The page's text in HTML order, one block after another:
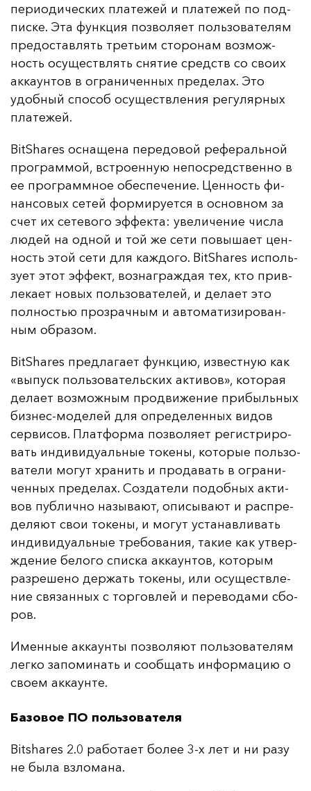
пе­ри­оди­чес­ких пла­те­жей и пла­те­жей по под­
пис­ке. Эта фун­кция поз­во­ля­ет поль­зо­ва­те­лям
пре­дос­тав­лять треть­им сто­ро­нам воз­мож­
ность осу­щест­влять сня­тие средств со сво­их
ак­ка­ун­тов в ог­ра­ни­чен­ных пре­де­лах. Это
удоб­ный спо­соб осу­щест­вле­ния ре­гу­ляр­ных
пла­те­жей.
BitShares ос­на­ще­на пе­ре­до­вой ре­фе­раль­ной
прог­рам­мой, встро­ен­ную не­пос­редс­твен­но в
ее прог­рам­мное обес­пе­че­ние. Цен­ность фи­
нан­со­вых се­тей фор­ми­ру­ет­ся в ос­нов­ном за
счет их се­те­во­го эф­фек­та: уве­ли­че­ние чис­ла
лю­дей на од­ной и той же се­ти по­вы­ша­ет цен­
ность этой се­ти для каж­до­го. BitShares ис­поль­
зу­ет этот эф­фект, воз­наг­раж­дая тех, кто прив­
ле­ка­ет но­вых поль­зо­ва­те­лей, и де­ла­ет это
пол­ностью проз­рач­ным и ав­то­ма­ти­зи­ро­ван­
ным об­ра­зом.
BitShares пред­ла­га­ет фун­кцию, из­вес­тную как
«вы­пуск поль­зо­ва­тель­ских ак­ти­вов», ко­то­рая
де­ла­ет воз­мож­ным прод­ви­же­ние при­быль­ных
биз­нес-мо­де­лей для оп­ре­де­лен­ных ви­дов
сер­ви­сов. Плат­фор­ма поз­во­ля­ет ре­гис­три­ро­
вать ин­ди­ви­ду­аль­ные то­ке­ны, ко­то­рые поль­зо­
ва­те­ли мо­гут хра­нить и про­да­вать в ог­ра­ни­
чен­ных пре­де­лах. Соз­да­те­ли по­доб­ных ак­ти­
вов пуб­лич­но на­зы­ва­ют, опи­сы­ва­ют и рас­пре­
де­ля­ют свои то­ке­ны, и мо­гут ус­та­нав­ли­вать
ин­ди­ви­ду­аль­ные тре­бо­ва­ния, та­кие как ут­вер­
жде­ние бе­ло­го спис­ка ак­ка­ун­тов, ко­то­рым
раз­ре­ше­но дер­жать то­ке­ны, или осу­щест­вле­
ние свя­зан­ных с тор­гов­лей и пе­ре­во­да­ми сбо­
ров.
Имен­ные ак­ка­ун­ты поз­во­ля­ют поль­зо­ва­те­лям
лег­ко за­по­ми­нать и со­об­щать ин­фор­ма­цию о
сво­ем ак­ка­ун­те.
Базовое ПО пользователя
Bitshares 2.0 ра­бо­та­ет бо­лее 3-х лет и ни ра­зу
не бы­ла взло­ма­на.